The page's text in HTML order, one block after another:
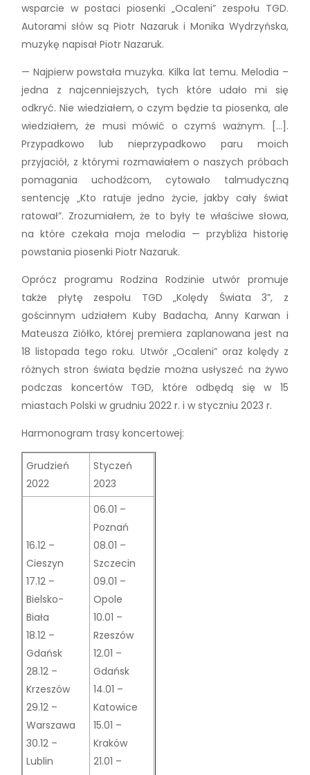
wsparcie w postaci piosenki „Ocaleni” zespołu TGD.
Autorami słów są Piotr Nazaruk i Monika Wydrzyńska,
muzykę napisał Piotr Nazaruk.
— Najpierw powstała muzyka. Kilka lat temu. Melodia –
jedna z najcenniejszych, tych które udało mi się
odkryć. Nie wiedziałem, o czym będzie ta piosenka, ale
wiedziałem, że musi mówić o czymś ważnym. […].
Przypadkowo lub nieprzypadkowo paru moich
przyjaciół, z którymi rozmawiałem o naszych próbach
pomagania uchodźcom, cytowało talmudyczną
sentencję „Kto ratuje jedno życie, jakby cały świat
ratował”. Zrozumiałem, że to były te właściwe słowa,
na które czekała moja melodia — przybliża historię
powstania piosenki Piotr Nazaruk.
Oprócz programu Rodzina Rodzinie utwór promuje
także płytę zespołu TGD „Kolędy Świata 3”, z
gościnnym udziałem Kuby Badacha, Anny Karwan i
Mateusza Ziółko, której premiera zaplanowana jest na
18 listopada tego roku. Utwór „Ocaleni” oraz kolędy z
różnych stron świata będzie można usłyszeć na żywo
podczas koncertów TGD, które odbędą się w 15
miastach Polski w grudniu 2022 r. i w styczniu 2023 r.
Harmonogram trasy koncertowej:
Grudzień
2022
Styczeń
2023
16.12 –
Cieszyn
17.12 –
Bielsko-
Biała
18.12 –
Gdańsk
28.12 –
Krzeszów
29.12 –
Warszawa
30.12 –
Lublin
06.01 –
Poznań
08.01 –
Szczecin
09.01 –
Opole
10.01 –
Rzeszów
12.01 –
Gdańsk
14.01 –
Katowice
15.01 –
Kraków
21.01 –